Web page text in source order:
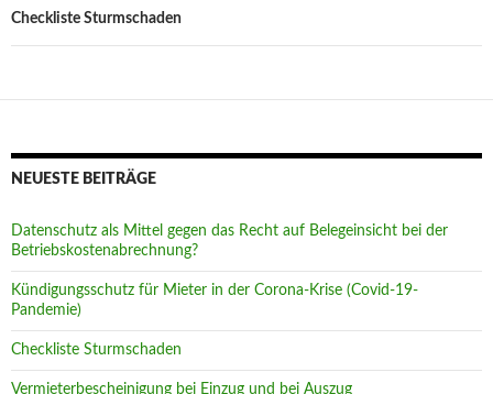
Checkliste Sturmschaden
NEUESTE BEITRÄGE
Datenschutz als Mittel gegen das Recht auf Belegeinsicht bei der
Betriebskostenabrechnung?
Kündigungsschutz für Mieter in der Corona-Krise (Covid-19-
Pandemie)
Checkliste Sturmschaden
Vermieterbescheinigung bei Einzug und bei Auszug